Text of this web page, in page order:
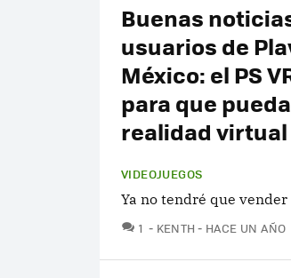
Buenas
usuarios de
México: el PS
para que
realidad virtual
VIDEOJUEGOS
Ya no tendré que
1 COMENTARIOS
KENTH HACE UN AÑO